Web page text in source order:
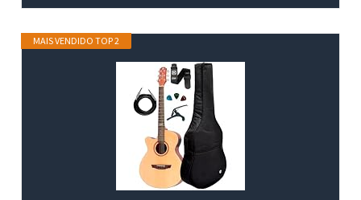
MAIS VENDIDO TOP 2